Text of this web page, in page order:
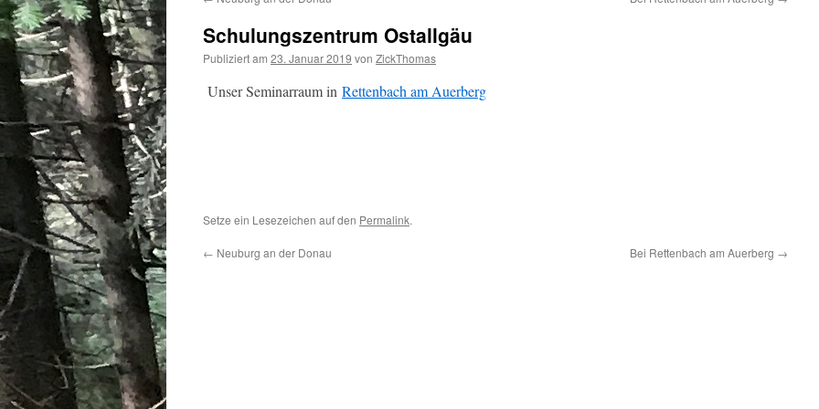
Schulungszentrum Ostallgäu
Publiziert am 23. Januar 2019 von ZickThomas
Unser Seminarraum in Rettenbach am Auerberg
Setze ein Lesezeichen auf den Permalink.
← Neuburg an der Donau Bei Rettenbach am Auerberg →